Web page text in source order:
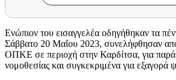
Ενώπιον του εισαγγελέα οδηγήθηκαν τα
Σάββατο 20 Μαΐου 2023, συνελήφθησαν
ΟΠΚΕ σε περιοχή στην Καρδίτσα, για
νομοθεσίας και συγκεκριμένα για εξαγορά